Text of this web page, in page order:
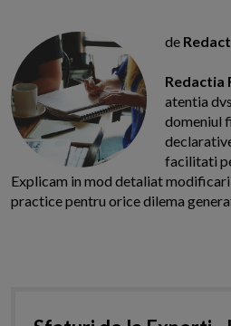
de
Redactia
atentia
domeniul
facilitati
Explicam in mod detaliat
practice pentru orice dilema